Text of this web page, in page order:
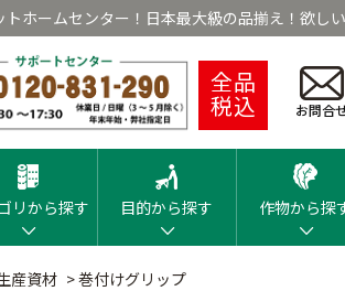
ホームセンター！日本最大級の品揃え！欲し
全品
税込 お問合
リから探す 目的から探す 作物から探
産資材 >巻付けグリップ